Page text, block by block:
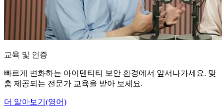
교육 및 인증
빠르게 변화하는 아이덴티티 보안 환경에서 앞서나가세요. 맞
춤 제공되는 전문가 교육을 받아 보세요.
더 알아보기(영어)